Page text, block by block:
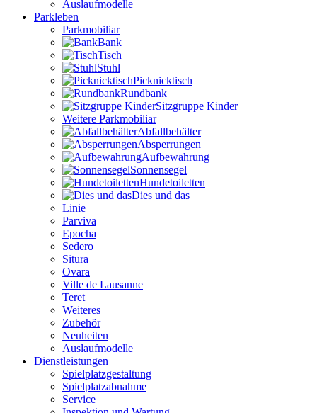
Auslaufmodelle
Parkleben
Parkmobiliar
Bank
Tisch
Stuhl
Picknicktisch
Rundbank
Sitzgruppe Kinder
Weitere Parkmobiliar
Abfallbehälter
Absperrungen
Aufbewahrung
Sonnensegel
Hundetoiletten
Dies und das
Linie
Parviva
Epocha
Sedero
Situra
Ovara
Ville de Lausanne
Teret
Weiteres
Zubehör
Neuheiten
Auslaufmodelle
Dienstleistungen
Spielplatzgestaltung
Spielplatzabnahme
Service